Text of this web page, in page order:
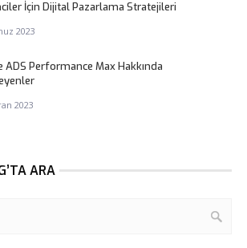
İçin Dijital Pazarlama Stratejileri
2023
ADS Performance Max Hakkında
2023
ARA